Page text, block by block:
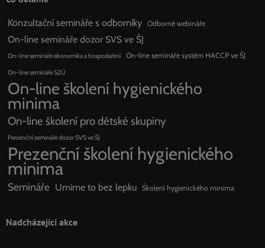
Konzultační semináře s odborníky Odborné webináře
On-line semináře dozor SVS ve ŠJ
On-line semináře ekonomika a hospodaření On-line semináře systém HACCP ve ŠJ
On-line semináře SZÚ
On-line školení hygienického
minima
On-line školení pro dětské skupiny
Prezenční semináře dozor SVS ve ŠJ
Prezenční školení hygienického
minima
Semináře Umíme to bez lepku Školení hygienického minima
Nadcházející akce